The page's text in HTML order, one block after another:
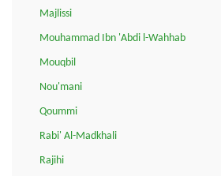
Majlissi
Mouhammad Ibn 'Abdi l-Wahhab
Mouqbil
Nou'mani
Qoummi
Rabi' Al-Madkhali
Rajihi